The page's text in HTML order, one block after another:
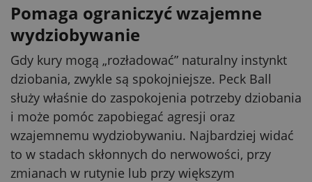
Pomaga ograniczyć wzajemne
wydziobywanie
Gdy kury mogą „rozładować” naturalny instynkt
dziobania, zwykle są spokojniejsze. Peck Ball
służy właśnie do zaspokojenia potrzeby dziobania
i może pomóc zapobiegać agresji oraz
wzajemnemu wydziobywaniu. Najbardziej widać
to w stadach skłonnych do nerwowości, przy
zmianach w rutynie lub przy większym